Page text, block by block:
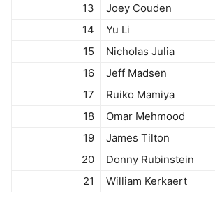
13
Joey Couden
14
Yu Li
15
Nicholas Julia
16
Jeff Madsen
17
Ruiko Mamiya
18
Omar Mehmood
19
James Tilton
20
Donny Rubinstein
21
William Kerkaert